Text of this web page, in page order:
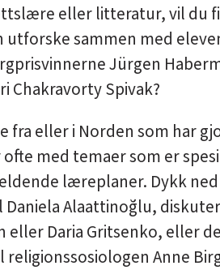
eller litteratur, vil du
sammen med
Jürgen
Chakravorty Spivak?
fra eller i Norden som har
med temaer som er
læreplaner. Dykk
Daniela Alaattinoğlu,
eller Daria Gritsenko, eller
religionssosiologen Anne